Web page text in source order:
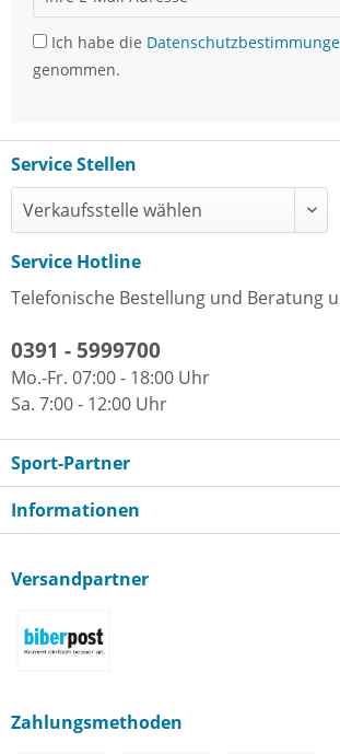
Ich habe die
genommen.
Service Stellen
Service Hotline
Telefonische Bestellung und Beratung
0391 - 5999700
Mo.-Fr. 07:00 - 18:00 Uhr
Sa. 7:00 - 12:00 Uhr
Sport-Partner
Informationen
Versandpartner
Zahlungsmethoden